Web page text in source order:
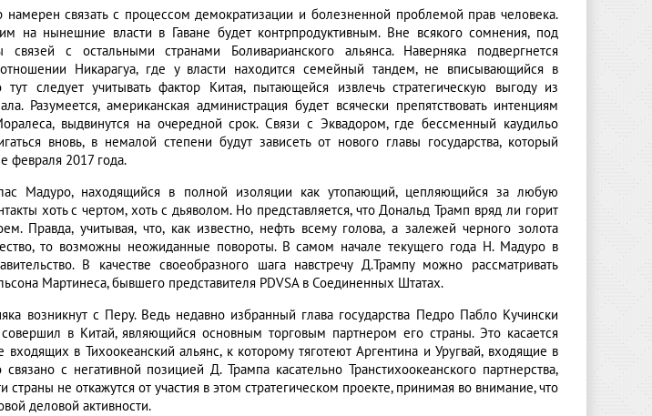
связать с процессом демократизации и болезненной проблемой прав человека.
на нынешние власти в Гаване будет контрпродуктивным. Вне всякого сомнения, под
связей с остальными странами Боливарианского альянса. Наверняка подвергнется
Никарагуа, где у власти находится семейный тандем, не вписывающийся в
следует учитывать фактор Китая, пытающейся извлечь стратегическую выгоду из
Разумеется, американская администрация будет всячески препятствовать интенциям
выдвинутся на очередной срок. Связи с Эквадором, где бессменный каудильо
вновь, в немалой степени будут зависеть от нового главы государства, который
февраля 2017 года.
Мадуро, находящийся в полной изоляции как утопающий, цепляющийся за любую
хоть с чертом, хоть с дьяволом. Но представляется, что Дональд Трамп вряд ли горит
Правда, учитывая, что, как известно, нефть всему голова, а залежей черного золота
то возможны неожиданные повороты. В самом начале текущего года Н. Мадуро в
В качестве своеобразного шага навстречу Д.Трампу можно рассматривать
Мартинеса, бывшего представителя PDVSA в Соединенных Штатах.
возникнут с Перу. Ведь недавно избранный глава государства Педро Пабло Кучински
в Китай, являющийся основным торговым партнером его страны. Это касается
в Тихоокеанский альянс, к которому тяготеют Аргентина и Уругвай, входящие в
с негативной позицией Д. Трампа касательно Транстихоокеанского партнерства,
не откажутся от участия в этом стратегическом проекте, принимая во внимание, что
деловой активности.